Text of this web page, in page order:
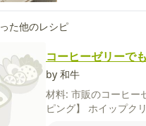
た他のレシピ
コーヒーゼリーで
by 和牛
材料: 市販のコーヒー
ピング】 ホイップク